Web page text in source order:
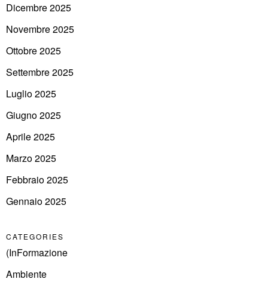
Dicembre 2025
Novembre 2025
Ottobre 2025
Settembre 2025
Luglio 2025
Giugno 2025
Aprile 2025
Marzo 2025
Febbraio 2025
Gennaio 2025
CATEGORIES
(InFormazione
Ambiente